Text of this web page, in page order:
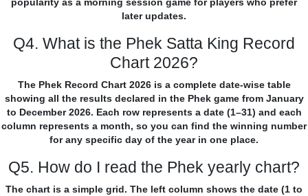
popularity as a morning session game for players who prefer
later updates.
Q4. What is the Phek Satta King Record
Chart 2026?
The Phek Record Chart 2026 is a complete date-wise table
showing all the results declared in the Phek game from January
to December 2026. Each row represents a date (1–31) and each
column represents a month, so you can find the winning number
for any specific day of the year in one place.
Q5. How do I read the Phek yearly chart?
The chart is a simple grid. The left column shows the date (1 to